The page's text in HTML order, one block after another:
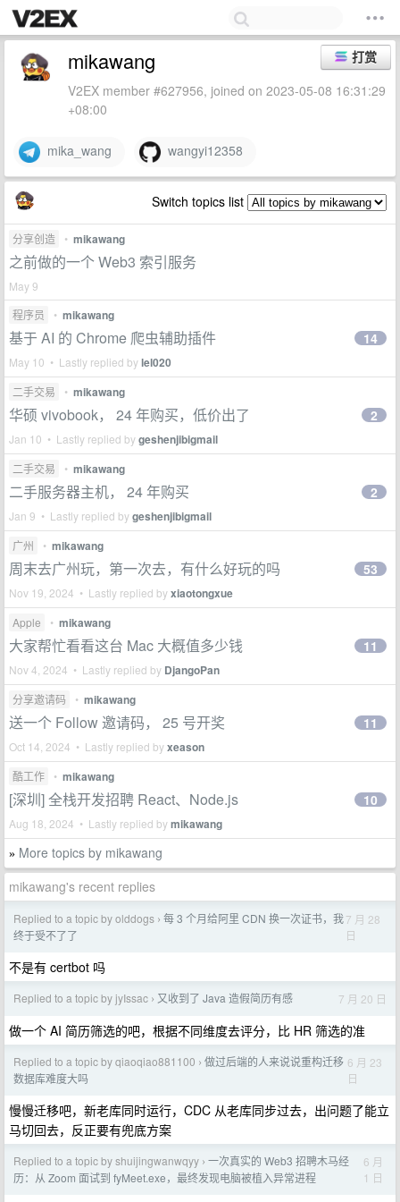
打赏
mikawang
V2EX member #627956, joined on 2023-05-08 16:31:29
+08:00
mika_wang wangyi12358
Switch topics list
分享创造 • mikawang
之前做的一个 Web3 索引服务
May 9
程序员
• mikawang
基于 AI 的 Chrome 爬虫辅助插件
May 10 • Lastly replied bylel020
14
二手交易 • mikawang
华硕 vivobook， 24 年购买，低价出了
Jan 10 • Lastly replied bygeshenjibigmail
2
二手交易 • mikawang
二手服务器主机， 24 年购买
Jan 9 • Lastly replied bygeshenjibigmail
2
广州 • mikawang
周末去广州玩，第一次去，有什么好玩的吗
Nov 19, 2024 • Lastly replied byxiaotongxue
53
Apple • mikawang
大家帮忙看看这台 Mac 大概值多少钱
Nov 4, 2024 • Lastly replied by DjangoPan
11
分享邀请码 • mikawang
送一个 Follow 邀请码， 25 号开奖
Oct 14, 2024 • Lastly replied byxeason
11
酷工作 • mikawang
[深圳] 全栈开发招聘 React、Node.js
Aug 18, 2024 • Lastly replied bymikawang
10
» More topics by mikawang
mikawang's recent replies
Replied to a topic by olddogs › 每 3 个月给阿里 CDN 换一次证书，我
终于受不了了
7 月 28
日
不是有 certbot 吗
Replied to a topic by jyIssac › 又收到了 Java 造假简历有感 7 月 20 日
做一个 AI 简历筛选的吧，根据不同维度去评分，比 HR 筛选的准
Replied to a topic by qiaoqiao881100 › 做过后端的人来说说重构迁移
数据库难度大吗
6 月 23
日
慢慢迁移吧，新老库同时运行，CDC 从老库同步过去，出问题了能立
马切回去，反正要有兜底方案
Replied to a topic by shuijingwanwqyy › 一次真实的 Web3 招聘木马经
历：从 Zoom 面试到 fyMeet.exe，最终发现电脑被植入异常进程
6 月
1 日